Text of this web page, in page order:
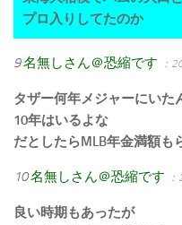
プロ入りしてたのか
9名無しさん＠恐縮です ：
タザー何年メジャーにいた
10年はいるよな
だとしたらMLB年金満額も
10名無しさん＠恐縮です
良い時期もあったが